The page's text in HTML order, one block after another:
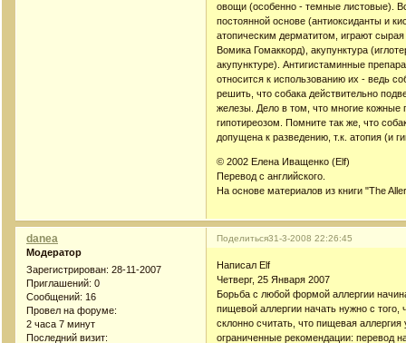
овощи (особенно - темные листовые).
постоянной основе (антиоксиданты и
атопическим дерматитом, играют
Вомика Гомаккорд), акупунктура
акупунктуре). Антигистаминные
относится к использованию их - ведь
решить, что собака действительно
железы. Дело в том, что многие
гипотиреозом. Помните так же, что
допущена к разведению, т.к. атопия (и
© 2002 Елена Иващенко (Elf)
Перевод с английского.
На основе материалов из книги "The
Поделиться31-3-2008 22:26:45
danea
Модератор
Зарегистрирован: 28-11-2007
Приглашений: 0
Сообщений: 16
Провел на форуме:
2 часа 7 минут
Последний визит:
Написал Elf
Четверг, 25 Января 2007
Борьба с любой формой аллергии
пищевой аллергии начать нужно с
склонно считать, что пищевая
ограниченные рекомендации: перевод